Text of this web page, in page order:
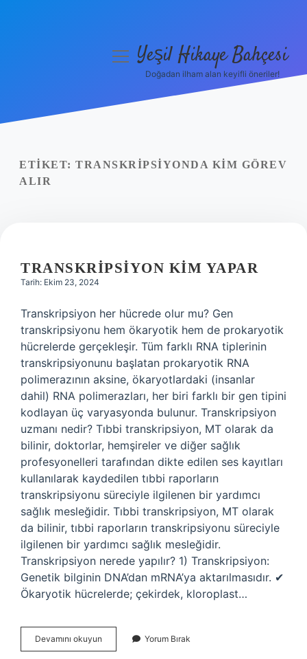
Yasal Uyarı
menüyüYeşil Hikaye Bahçesi
Doğadan ilham alan keyifli öneriler!
ETIKET: TRANSKRIPSIYONDA KIM GÖREV
ALIR
TRANSKRIPSIYON KIM YAPAR
Tarih: Ekim 23, 2024
Transkripsiyon her hücrede olur mu? Gen
transkripsiyonu hem ökaryotik hem de prokaryotik
hücrelerde gerçekleşir. Tüm farklı RNA tiplerinin
transkripsiyonunu başlatan prokaryotik RNA
polimerazının aksine, ökaryotlardaki (insanlar
dahil) RNA polimerazları, her biri farklı bir gen tipini
kodlayan üç varyasyonda bulunur. Transkripsiyon
uzmanı nedir? Tıbbi transkripsiyon, MT olarak da
bilinir, doktorlar, hemşireler ve diğer sağlık
profesyonelleri tarafından dikte edilen ses kayıtları
kullanılarak kaydedilen tıbbi raporların
transkripsiyonu süreciyle ilgilenen bir yardımcı
sağlık mesleğidir. Tıbbi transkripsiyon, MT olarak
da bilinir, tıbbi raporların transkripsiyonu süreciyle
ilgilenen bir yardımcı sağlık mesleğidir.
Transkripsiyon nerede yapılır? 1) Transkripsiyon:
Genetik bilginin DNA’dan mRNA’ya aktarılmasıdır. ✔
Ökaryotik hücrelerde; çekirdek, kloroplast…
Devamını okuyun Transkripsiyon
Kim
Yorum Bırak